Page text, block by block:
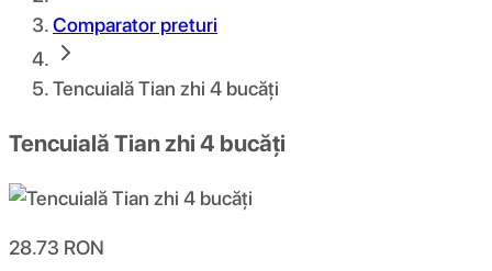
Comparator preturi
Tencuială Tian zhi 4 bucăți
Tencuială Tian zhi 4 bucăți
28.73 RON